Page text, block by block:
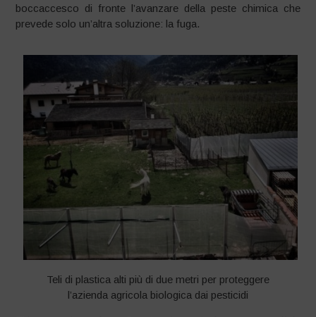
boccaccesco di fronte l’avanzare della peste chimica che
prevede solo un’altra soluzione: la fuga.
Teli di plastica alti più di due metri per proteggere
l’azienda agricola biologica dai pesticidi